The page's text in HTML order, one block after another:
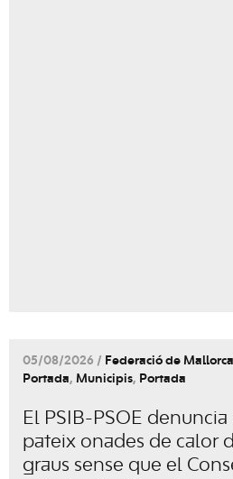
05/08/2026 / Federació de Mallorca
Portada, Municipis, Portada
El PSIB-PSOE
pateix onades de calor
graus sense que el